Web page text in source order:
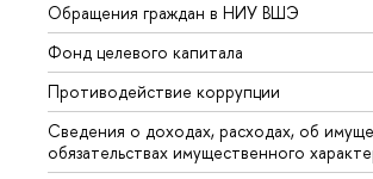
Обращения граждан в НИУ ВШЭ
Фонд целевого капитала
Противодействие коррупции
Сведения о доходах, расходах, об
обязательствах имущественного